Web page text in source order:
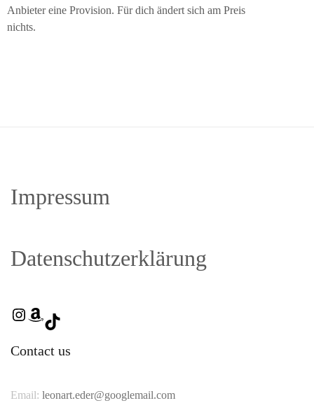
Anbieter eine Provision. Für dich ändert sich am Preis
nichts.
Impressum
Datenschutzerklärung
Contact us
Email: leonart.eder@googlemail.com